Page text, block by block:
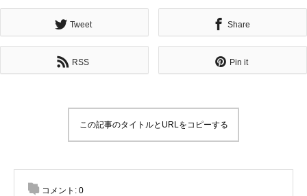
Tweet Share
RSS Pin it
この記事のタイトルとURLをコピーする
コメント: 0